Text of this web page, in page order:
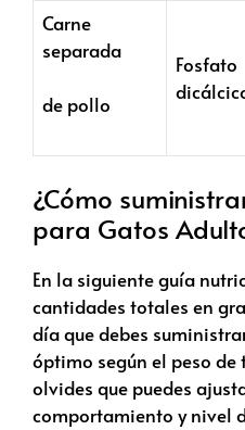
Carne
separada
de pollo
Fosfato
¿Cómo
para Gatos
En la siguiente guía
cantidades totales en
día que debes
óptimo según el peso de
olvides que puedes
comportamiento y nivel